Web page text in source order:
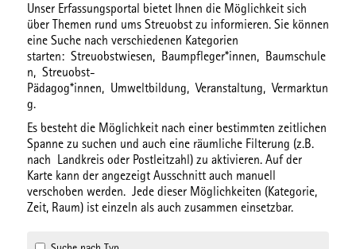
Unser Erfassungsportal bietet Ihnen die Möglichkeit sich
über Themen rund ums Streuobst zu informieren. Sie können
eine Suche nach verschiedenen Kategorien
starten: Streuobstwiesen, Baumpfleger*innen, Baumschule
n, Streuobst-
Pädagog*innen, Umweltbildung,Veranstaltung,Vermarktun
g.
Es besteht die Möglichkeit nach einer bestimmten zeitlichen
Spannezu suchen und auch eine räumliche Filterung (z.B.
nach Landkreis oder Postleitzahl) zu aktivieren. Auf der
Karte kann der angezeigt Ausschnitt auch manuell
verschoben werden. Jede dieser Möglichkeiten (Kategorie,
Zeit, Raum) ist einzeln als auch zusammen einsetzbar.